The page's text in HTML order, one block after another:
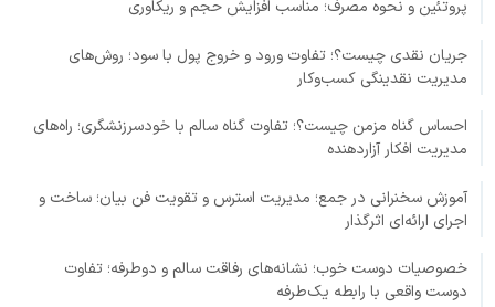
پروتئین و نحوه مصرف؛ مناسب افزایش حجم و ریکاوری
جریان نقدی چیست؟؛ تفاوت ورود و خروج پول با سود؛ روش‌های
مدیریت نقدینگی کسب‌وکار
احساس گناه مزمن چیست؟؛ تفاوت گناه سالم با خودسرزنشگری؛ راه‌های
مدیریت افکار آزاردهنده
آموزش سخنرانی در جمع؛ مدیریت استرس و تقویت فن بیان؛ ساخت و
اجرای ارائه‌ای اثرگذار
خصوصیات دوست خوب؛ نشانه‌های رفاقت سالم و دوطرفه؛ تفاوت
دوست واقعی با رابطه یک‌طرفه